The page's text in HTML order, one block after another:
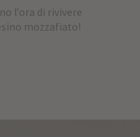
l'ora di rivivere
mozzafiato!